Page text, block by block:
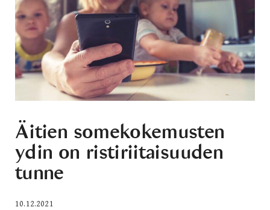
Äitien somekokemusten
ydin on ristiriitaisuuden
tunne
10.12.2021